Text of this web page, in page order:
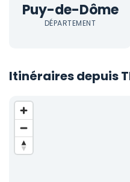
Puy-de-Dôme
DÉPARTEMENT
Itinéraires depuis